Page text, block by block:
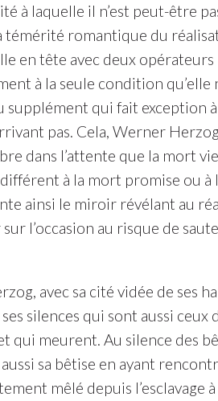
à laquelle il n’est peut-être
témérité romantique du
en tête avec deux
à la seule condition qu’elle
supplément qui fait exception
pas. Cela, Werner
dans l’attente que la mort
à la mort promise ou à
ainsi le miroir révélant au
l’occasion au risque de
avec sa cité vidée de ses
silences qui sont aussi ceux
qui meurent. Au silence des
sa bêtise en ayant
mêlé depuis l’esclavage